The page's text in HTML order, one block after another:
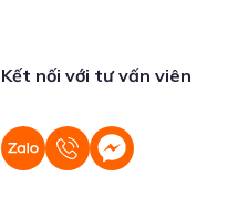
Kết nối với tư vấn viên